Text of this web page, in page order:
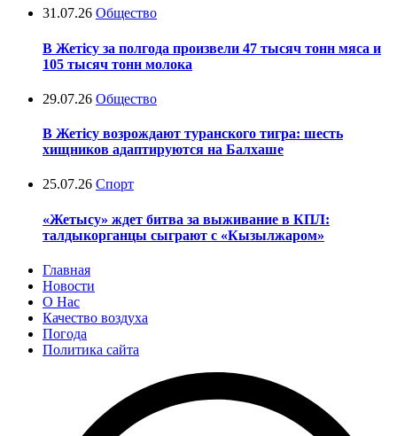
31.07.26 Общество
В Жетісу за полгода произвели 47 тысяч тонн мяса и
105 тысяч тонн молока
29.07.26 Общество
В Жетісу возрождают туранского тигра: шесть
хищников адаптируются на Балхаше
25.07.26 Спорт
«Жетысу» ждет битва за выживание в КПЛ:
талдыкорганцы сыграют с «Кызылжаром»
Главная
Новости
О Нас
Качество воздуха
Погода
Политика сайта